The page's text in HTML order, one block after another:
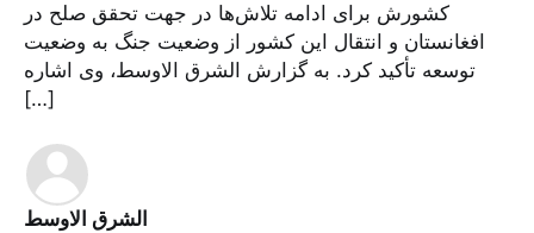
کشورش برای ادامه تلاش‌ها در جهت تحقق صلح در
افغانستان و انتقال این کشور از وضعیت جنگ به وضعیت
توسعه تأکید کرد. به گزارش الشرق الاوسط، وی اشاره
[…]
الشرق الاوسط